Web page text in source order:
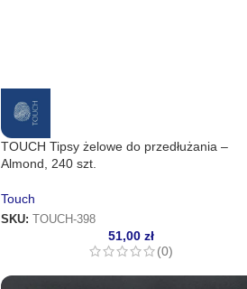
TOUCH Tipsy żelowe do przedłużania –
Almond, 240 szt.
Touch
SKU: TOUCH-398
51,00 zł
(0)